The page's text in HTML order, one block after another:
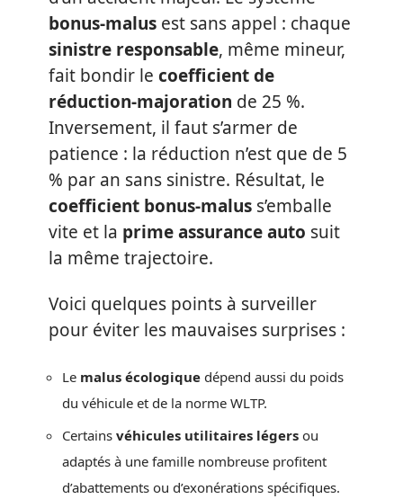
bonus-malus est sans appel : chaque
sinistre responsable, même mineur,
fait bondir le coefficient de
réduction-majoration de 25 %.
Inversement, il faut s’armer de
patience : la réduction n’est que de 5
% par an sans sinistre. Résultat, le
coefficient bonus-malus s’emballe
vite et la prime assurance auto suit
la même trajectoire.
Voici quelques points à surveiller
pour éviter les mauvaises surprises :
Le malus écologique dépend aussi du poids
du véhicule et de la norme WLTP.
Certains véhicules utilitaires légers ou
adaptés à une famille nombreuse profitent
d’abattements ou d’exonérations spécifiques.